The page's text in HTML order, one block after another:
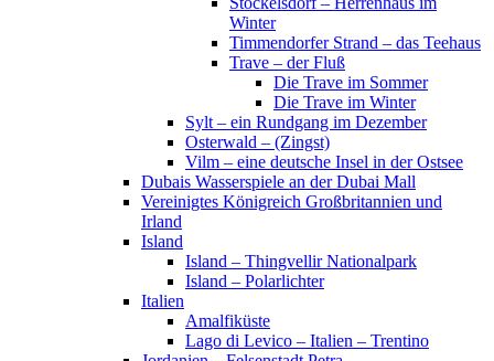
Winter
Timmendorfer Strand – das Teehaus
Trave – der Fluß
Die Trave im Sommer
Die Trave im Winter
Sylt – ein Rundgang im Dezember
Osterwald – (Zingst)
Vilm – eine deutsche Insel in der Ostsee
Dubais Wasserspiele an der Dubai Mall
Vereinigtes Königreich Großbritannien und
Irland
Island
Island – Thingvellir Nationalpark
Island – Polarlichter
Italien
Amalfiküste
Lago di Levico – Italien – Trentino